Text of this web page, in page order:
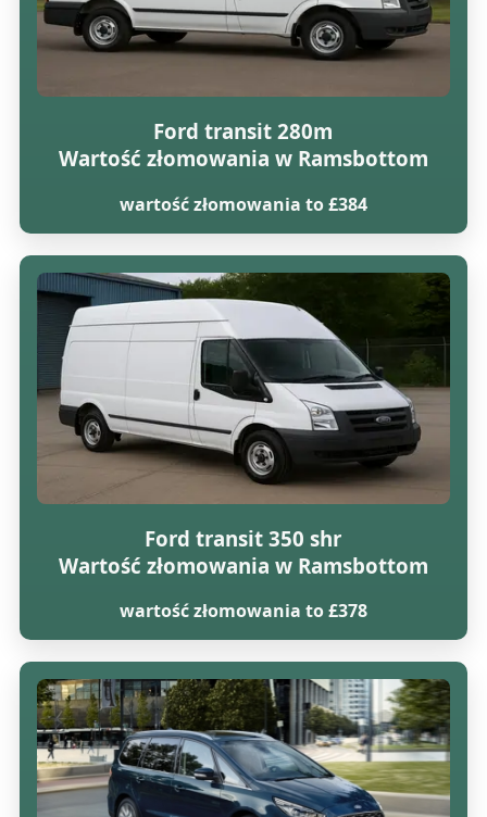
Ford transit 280m
Wartość złomowania w Ramsbottom
wartość złomowania to £384
Ford transit 350 shr
Wartość złomowania w Ramsbottom
wartość złomowania to £378